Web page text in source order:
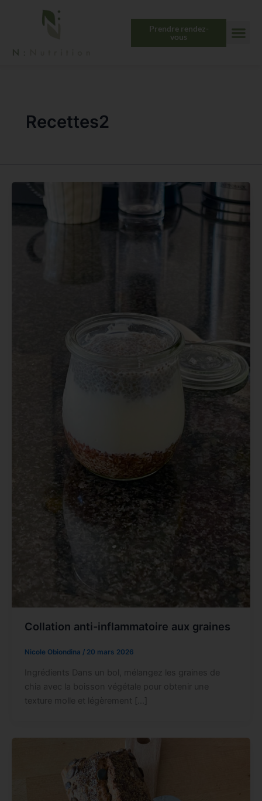
Prendre rendez-
vous
Recettes2
Collation anti-inflammatoire aux graines
Nicole Obiondina / 20 mars 2026
Ingrédients Dans un bol, mélangez les graines de
chia avec la boisson végétale pour obtenir une
texture molle et légèrement […]